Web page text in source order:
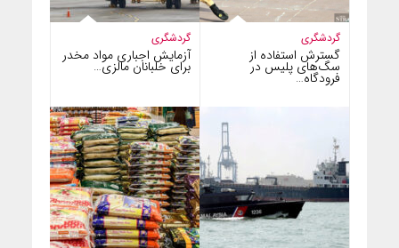
گردشگری
آزمایش اجباری مواد مخدر
برای خلبانان مالزی…
گردشگری
گسترش استفاده از
سگ‌های پلیس در
فرودگاه…